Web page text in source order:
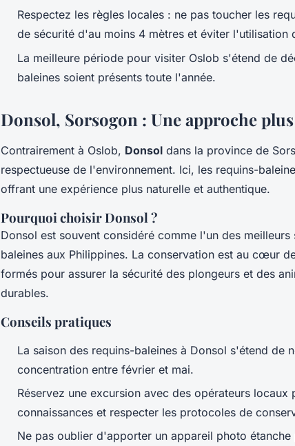
Respectez les règles locales : ne pas toucher les
de sécurité d'au moins 4 mètres et éviter l'utilisation
La meilleure période pour visiter Oslob s'étend de
baleines soient présents toute l'année.
Donsol, Sorsogon : Une approche
Contrairement à Oslob, Donsol dans la province de
respectueuse de l'environnement. Ici, les requins-
offrant une expérience plus naturelle et authentique.
Pourquoi choisir Donsol ?
Donsol est souvent considéré comme l'un des
baleines aux Philippines. La conservation est au cœur
formés pour assurer la sécurité des plongeurs et des
durables.
Conseils pratiques
La saison des requins-baleines à Donsol s'étend de
concentration entre février et mai.
Réservez une excursion avec des opérateurs
connaissances et respecter les protocoles de
Ne pas oublier d'apporter un appareil photo